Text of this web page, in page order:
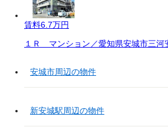
賃料6.7万円
１Ｒ マンション／愛知県安城市三河
安城市周辺の物件
新安城駅周辺の物件